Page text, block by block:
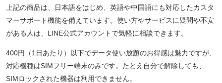
上記の商品は、日本語をはじめ、英語や中国語にも対応したカスタ
マーサポート機能を備えています。使い方やサービスに疑問や不安
がある人は、LINE公式アカウントで気軽に相談できます。
400円（1日あたり）以下でデータ使い放題のお得感は魅力ですが、
対応機種はSIMフリー端末のみです。たとえ自分で解除しても、
SIMロックされた機器は利用できません。